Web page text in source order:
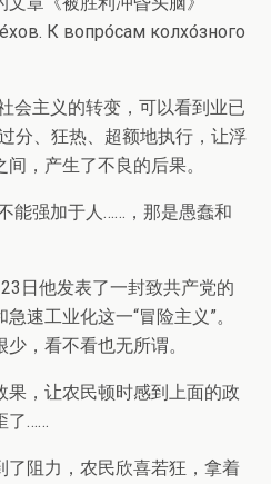
К вопро́сам колхо́зного
会主义的转变，可以看到业已
分、狂热、超额地执行，让浮
，产生了不良的后果。
能强加于人……，那是愚蠢和
日他发表了一封致共产党的
速工业化这一“冒险主义”。
，看不看也无所谓。
，让农民顿时感到上面的政
了……
了阻力，农民欣喜若狂，拿着